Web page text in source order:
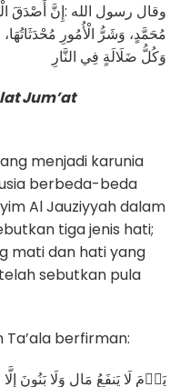
وقال رسول الله :إِنَّ أَصْدَقَ
مُحَمَّدٍ، وَشَرُّ الْأُمُورِ
وَكُلُّ ضَلَالَةٍ فِي النَّارِ
Jum’at
menjadi karunia
berbeda-beda
Al Jauziyyah dalam
tiga jenis hati;
mati dan hati yang
sebutkan pula
berfirman:
يَوۡمَ لَا يَنفَعُ مَال وَلَا بَنُونَ